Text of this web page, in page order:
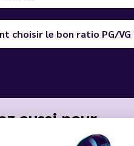
choisir le bon ratio PG/
aussi pour